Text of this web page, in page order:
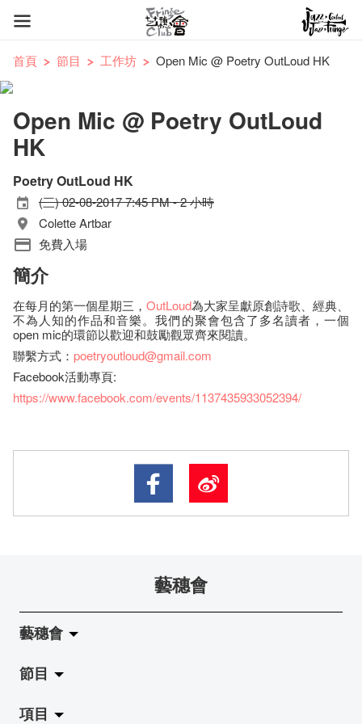
首頁 節目 工作坊 Open Mic @ Poetry OutLoud HK
Open Mic @ Poetry OutLoud
HK
Poetry OutLoud HK
(三) 02-08-2017 7:45 PM - 2 小時
Colette Artbar
免費入場
簡介
在每月的第一個星期三， OutLoud為大家呈獻原創詩歌、經典、
不為人知的作品和音樂。我們的聚會包含了多名讀者，一個
open mic的環節以歡迎和鼓勵觀眾齊來閱讀。
聯繫方式： poetryoutloud@gmail.com
Facebook活動專頁:
https://www.facebook.com/events/1137435933052394/
藝穗會
藝穗會
關於藝穗會
藝穗會的演化
節目
拉闊
項目